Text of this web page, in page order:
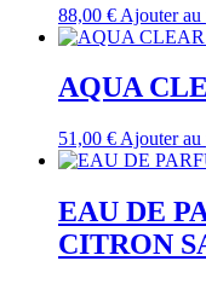
88,00 € Ajouter au
AQUA
51,00 € Ajouter au
EAU DE
CITRON